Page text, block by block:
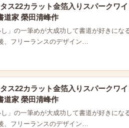
ス22カラット金箔入りスパークワ
道家 榮田清峰作
の一筆めが大成功して書道が好きにな
、フリーランスのデザイン…
ス22カラット金箔入りスパークワ
道家 榮田清峰作
の一筆めが大成功して書道が好きにな
、フリーランスのデザイン…